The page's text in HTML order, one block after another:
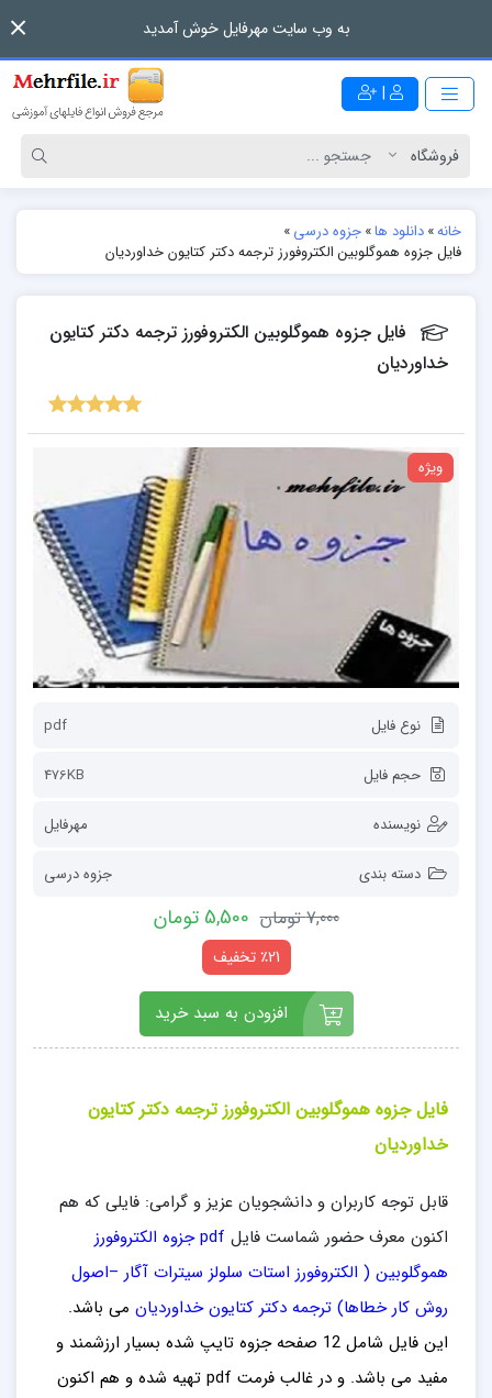
به وب سایت مهرفایل خوش آمدید
|
خانه»دانلود ها»جزوه درسی»
فایل جزوه هموگلوبین الکتروفورز ترجمه دکتر کتايون خداورديان
فایل جزوه هموگلوبین الکتروفورز ترجمه دکتر کتايون
خداورديان
ویژه
نوع فایل pdf
حجم فایل 476KB
نویسنده مهرفایل
دسته بندی جزوه درسی
7,000 تومان 5,500 تومان
٪21 تخفیف
افزودن به سبد خرید
فایل جزوه هموگلوبین الکتروفورز ترجمه دکتر کتايون
خداورديان
قابل توجه کاربران و دانشجویان عزیز و گرامی: فایلی که هم
اکنون معرف حضور شماست فایل
pdf جزوه الکتروفورز
هموگلوبین ( الکتروفورز استات سلولز سیترات آگار –اصول
روش کار خطاها) ترجمه دکتر کتايون خداورديان می باشد.
این فایل شامل 12 صفحه جزوه تایپ شده بسیار ارزشمند و
مفید می باشد. و در غالب فرمت pdf تهیه شده و هم اکنون